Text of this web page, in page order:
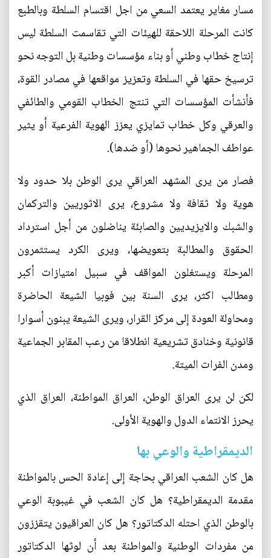
مسار مغاير يعتمد السعي من اجل اقتسام السلطة وبالطبع
كانت المرحلة اللاحقة للهيئات التي تقاسمت السلطة ليس
إنتاج خطاب وطني أو بناء مؤسسات وطنية بل التوجه نحو
ترسيخ حقها في السلطة وتعزيز مواقعها في مصادر القوة،
فأنشأت المؤسسات التي تنتج الخطاب القومي والطائفي
والعرقي وكل خطاب تمايزي يعزز الهوية الفرعية أو يثير
عواطف الجماهير نحوها (أو ضدها).
فصار من يرى المشهد العراقي يرى الوطن بلا حدود ولا
هوية ولا ثقافة ولا مشروع، يرى الاثوريين والتركمان
والشبك والايزيديين والصابئة يناضلون من أجل استرداد
الحقوق والمطالبة بتعويضها، ويرى الكرد يستثمرون
المرحلة ويستغلون المواقف في سبيل امتيازات أكبر
ومطالب اكثر، يرى السنة بين فوبيا الشيعة الحاضرة
ومحاولة العودة إلى مركز القرار، ويرى الشيعة يبنون أسوارا
قانونية وخنادق تشريعية انطلاقا من رعب المقابر الجماعية
ومدن الفرات الميتة.
لكن لن يرى العراق الوطن، العراق المواطنة، العراق الذي
يحرز الانتماء الدول والهوية الأولى.
الديمقراطية والوعي بها
هل كان الشعب العراقي بحاجة إلى إعادة الحس بالمواطنة
مقدمة الديمقراطية؟ هل كان الشعب في غيبوبة الوعي
بالوطن الذي احتله الدكتاتور؟ هل كان العراقيون يتقززون
من مفردات الوطنية والمواطنة بعد أن لوثها الدكتاتور